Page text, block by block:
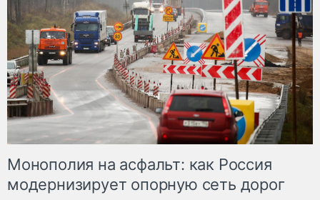
Монополия на асфальт: как Россия
модернизирует опорную сеть дорог